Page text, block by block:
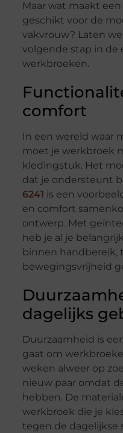
Maar wat maakt
geschikt voor de
vakvrouw? Laten
volgende stap in de
werkbroeken.
comfort
In een wereld waar
moet je werkbroek
kledingstuk. Het
dat je ondersteunt
6241 is een
en comfort
ontwerp. Met
heb je al je
binnen handbereik,
bewegingsvrijheid
dagelijks
Duurzaamheid is
gaat om
weken alweer op
nieuw paar omdat
hebben. De
werkbroek die je
tegen de dagelijkse